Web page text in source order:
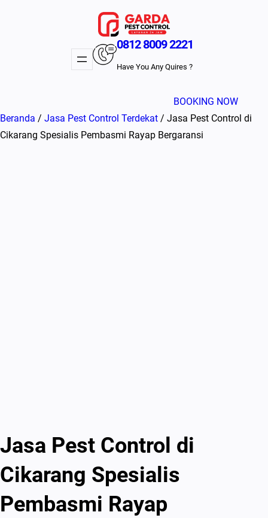
0812 8009 2221
Have You Any Quires ?
BOOKING NOW
Beranda / Jasa Pest Control Terdekat / Jasa Pest Control di
Cikarang Spesialis Pembasmi Rayap Bergaransi
Jasa Pest Control di
Cikarang Spesialis
Pembasmi Rayap